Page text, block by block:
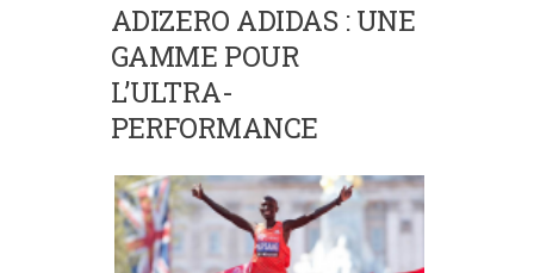
ADIZERO ADIDAS : UNE
GAMME POUR
L’ULTRA-
PERFORMANCE